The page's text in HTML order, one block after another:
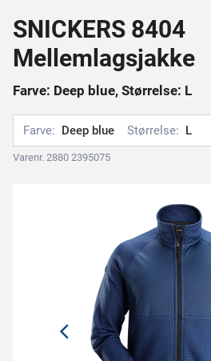
SNICKERS 8404
Mellemlagsjakke
Farve: Deep blue, Størrelse: L
Farve: Deep blue Størrelse: L
Varenr. 2880 2395075